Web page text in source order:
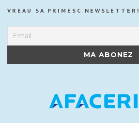
VREAU SA PRIMESC NEWSLETTER!